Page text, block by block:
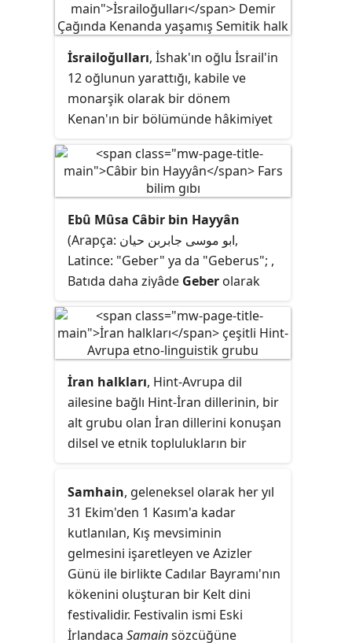
İsrailoğulları, İshak'ın oğlu İsrail'in
12 oğlunun yarattığı, kabile ve
monarşik olarak bir dönem
Kenan'ın bir bölümünde hâkimiyet
konfederasyonuydu. Arkeolojik
delillere göre İsrailoğulları, antik
Transürdün ve Filistin'in yerlileri
olan Kenanlılardan farklı bir
topluluktu. Sümer kökenli
İbranilerin, Sümerin dağılışından
sonra kabileler halinde Verimli
Hilal'e dağıldığı, önce Haran'a sonra
ise Güney Kenan'a göç ettiği ve
bölgeyi zorla ele geçirmediği
arkeolojik açıdan doğrulanmıştır.
Ebû Mûsa Câbir bin Hayyân
(Arapça: ابو موسی جابربن حیان,
Latince: "Geber" ya da "Geberus"; ,
Batıda daha ziyâde Geber olarak
yaşamış ve İslâmiyet'te fen
bilimlerinin temelini atmış olan
Farsî çok yönlü bir fenbilgini;
simyacı, kimyacı ve eczacı; fizikçi,
astronom ve astrolog; tıp ve fizik
tedavi uzmanı; mühendis,
coğrafyacı, filozof ve sûfi.
İran halkları, Hint-Avrupa dil
ailesine bağlı Hint-İran dillerinin, bir
alt grubu olan İran dillerini konuşan
dilsel ve etnik toplulukların bir
Hindukuş Dağları'ndan Anadolu'ya
kadar ve Orta Asya'dan Basra
Körfezi'ne dek yayılmışlardır. İran
halkları veya İrani halklar ifadeleri,
bugünkü İran devletinin sınırları
içinde yaşayan İran vatandaşları ile
karıştırılmaması için "İranlı" yerine
kullanılmaktadır.
Samhain, geleneksel olarak her yıl
31 Ekim'den 1 Kasım'a kadar
kutlanılan, Kış mevsiminin
gelmesini işaretleyen ve Azizler
Günü ile birlikte Cadılar Bayramı'nın
kökenini oluşturan bir Kelt dini
festivalidir. Festivalin ismi Eski
İrlandaca Samainsözcüğüne